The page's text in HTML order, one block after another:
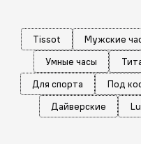
Tissot Мужские
Умные часы
Для спорта
Под
Дайверские